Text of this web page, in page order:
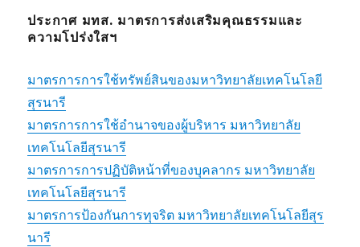
ประกาศ มทส. มาตรการส่งเสริมคุณธรรมและ
ความโปร่งใสฯ
มาตรการการใช้ทรัพย์สินของมหาวิทยาลัยเทคโนโลยี
สุรนารี
มาตรการการใช้อำนาจของผู้บริหาร มหาวิทยาลัย
เทคโนโลยีสุรนารี
มาตรการการปฏิบัติหน้าที่ของบุคลากร มหาวิทยาลัย
เทคโนโลยีสุรนารี
มาตรการป้องกันการทุจริต มหาวิทยาลัยเทคโนโลยีสุร
นารี